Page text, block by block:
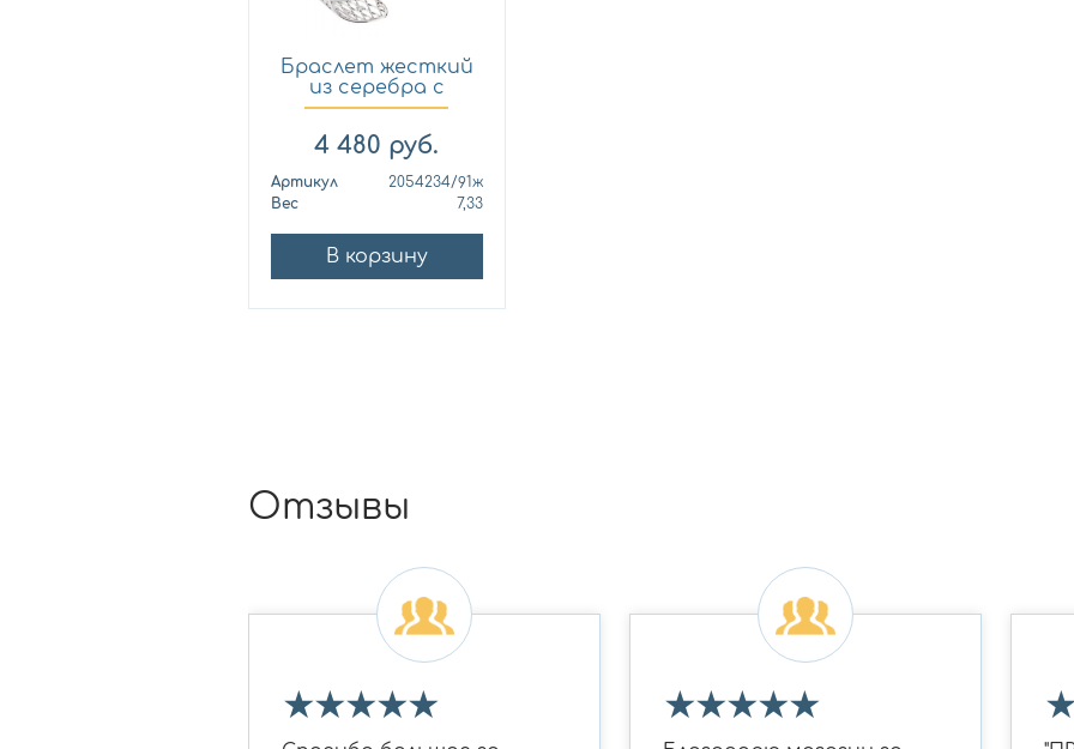
Браслет жесткий
из серебра с
позолото...
4 480 руб.
Артикул
2054234/91ж
Вес
7,33
В корзину
Отзывы
★★★★★ ★★★★★